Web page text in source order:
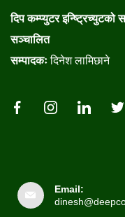
दिप कम्प्युटर इन्ष्ट्रिच्युटको
सञ्चालित
सम्पादकःदिनेश लामिछाने
Email: